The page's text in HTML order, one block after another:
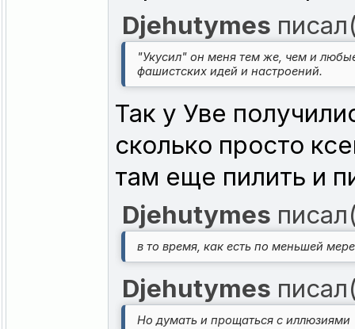
Djehutymes
"Укусил" он меня тем же, чем и
фашистских идей и настроений.
Так у Уве
сколько просто
там еще пилить и
Djehutymes
в то время, как есть по меньшей
Djehutymes
Но думать и прощаться с